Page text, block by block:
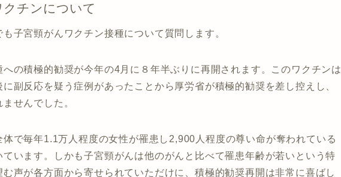
チンについて
子宮頸がんワクチン接種について質問します。
の積極的勧奨が今年の4月に８年半ぶりに再開されます。このワクチンは
副反応を疑う症例があったことから厚労省が積極的勧奨を差し控えし、
せんでした。
で毎年1.1万人程度の女性が罹患し2,900人程度の尊い命が奪われている
ています。しかも子宮頸がんは他のがんと比べて罹患年齢が若いという特
声が各方面から寄せられていただけに、積極的勧奨再開は非常に喜ばし